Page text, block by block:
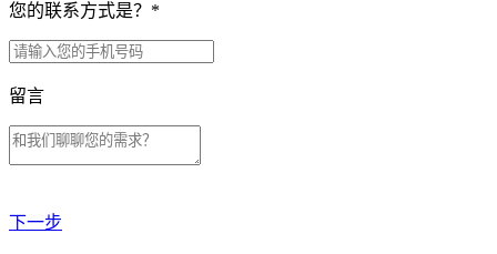
您的联系方式是？ *
留言
下一步